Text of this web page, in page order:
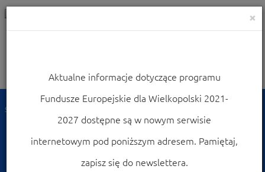
Nawigacja
Strona główna
Nabory 2021-2027
Nabory 2021-2027
×
Aktualne informacje dotyczące programu
Fundusze Europejskie dla Wielkopolski 2021-
2027 dostępne są w nowym serwisie
internetowym pod poniższym adresem. Pamiętaj,
zapisz się do newslettera.